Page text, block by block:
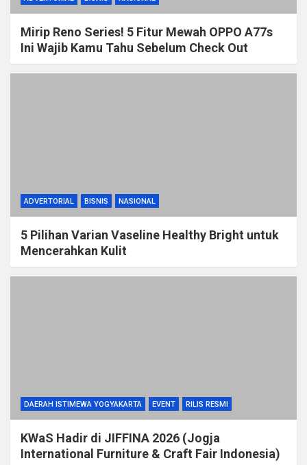
Mirip Reno Series! 5 Fitur Mewah OPPO A77s
Ini Wajib Kamu Tahu Sebelum Check Out
ADVERTORIAL BISNIS NASIONAL
5 Pilihan Varian Vaseline Healthy Bright untuk
Mencerahkan Kulit
DAERAH ISTIMEWA YOGYAKARTA EVENT RILIS RESMI
KWaS Hadir di JIFFINA 2026 (Jogja
International Furniture & Craft Fair Indonesia)